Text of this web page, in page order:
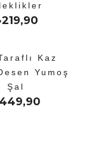
219,90
Kaz
Yumoş
Şal
449,90